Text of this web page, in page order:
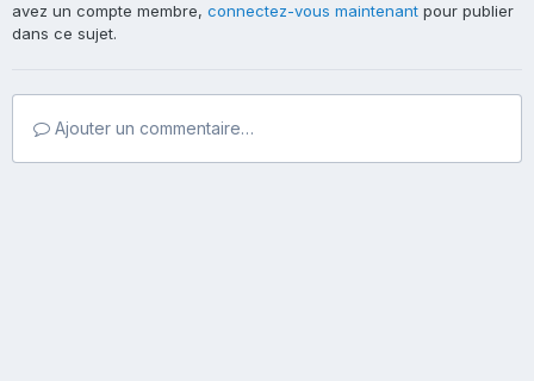
avez un compte membre, connectez-vous maintenant pour publier
dans ce sujet.
Ajouter un commentaire…